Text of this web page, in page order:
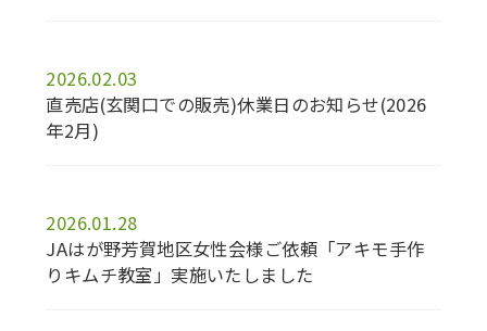
2026.02.03
直売店(玄関口での販売)休業日のお知らせ(2026
年2月)
2026.01.28
JAはが野芳賀地区女性会様ご依頼「アキモ手作
りキムチ教室」実施いたしました